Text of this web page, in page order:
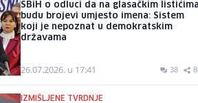
SBiH o odluci da na glasačkim listićima
budu brojevi umjesto imena: Sistem
koji je nepoznat u demokratskim
državama
26.07.2026. u 17:41 38
IZMIŠLJENE TVRDNJE